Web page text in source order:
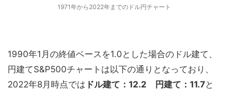
1971年から2022年までのドル円チャート
1990年1月の終値ベースを1.0とした場合のドル建て、
円建てS&P500チャートは以下の通りとなっており、
2022年8月時点では ドル建て：12.2 円建て：11.7と